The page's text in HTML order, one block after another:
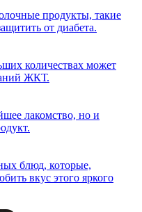
продукты, такие
от диабета.
количествах может
ЖКТ.
лакомство, но и
блюд, которые,
вкус этого яркого